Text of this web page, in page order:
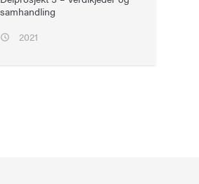
samhandling
2021